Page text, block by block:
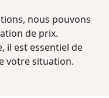
nous pouvons
de prix.
il est essentiel de
votre situation.